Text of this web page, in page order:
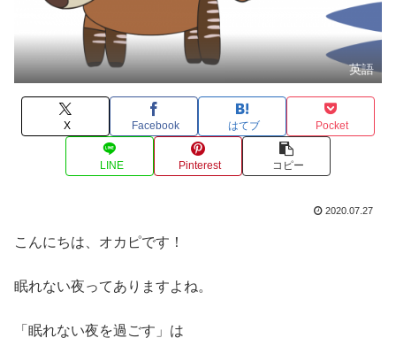
英語
X Facebook はてブ Pocket
LINE Pinterest コピー
2020.07.27
こんにちは、オカピです！
眠れない夜ってありますよね。
「眠れない夜を過ごす」は